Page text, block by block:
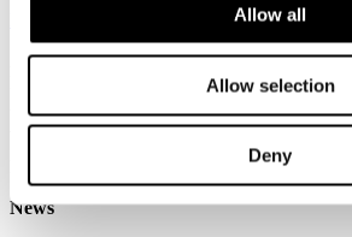
Allow all
Allow selection
Deny
23
Associazione Italiana Confindustria Alberghi
Newsletter N. 135 del 23/07/2014
News